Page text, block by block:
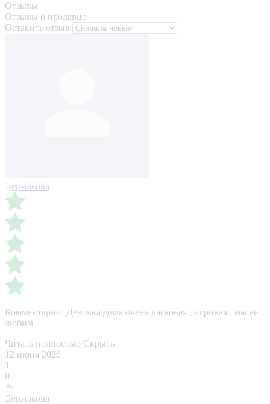
Отзывы
Отзывы о продавце
Оставить отзыв
Держакова
Комментарии: Девочка дома очень ласковая , игривая . мы ее
любим
Читать полностью Скрыть
12 июня 2026
1
0
Держакова